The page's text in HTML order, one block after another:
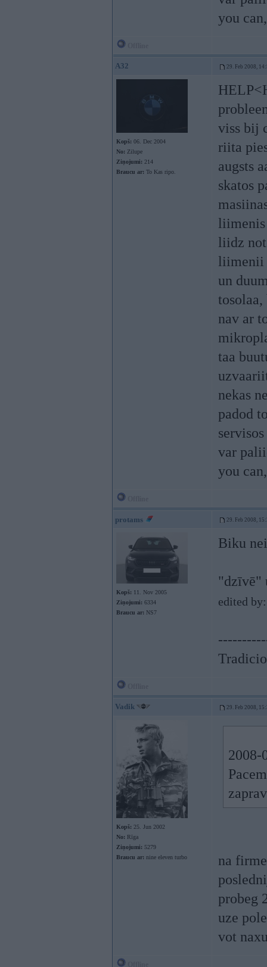
you
A32 29. Feb 2008,
Kopš: 06. Dec 2004
No: Zilupe
Ziņojumi: 214
Braucu ar: To Kas ripo.
viss bij
riita
augsts
skatos
liidz
liimenii
un
nav ar
taa
nekas
padod
var
you
protams 29. Feb 2008,
Kopš: 11. Nov 2005
Ziņojumi: 6334
Braucu ar: NS7
Biku
"dzīvē"
edited
Vadik 29. Feb 2008,
Kopš: 25. Jun 2002
No: Rīga
Ziņojumi: 5279
Braucu ar: nine eleven turbo
2008-
na
probeg
uze
vot